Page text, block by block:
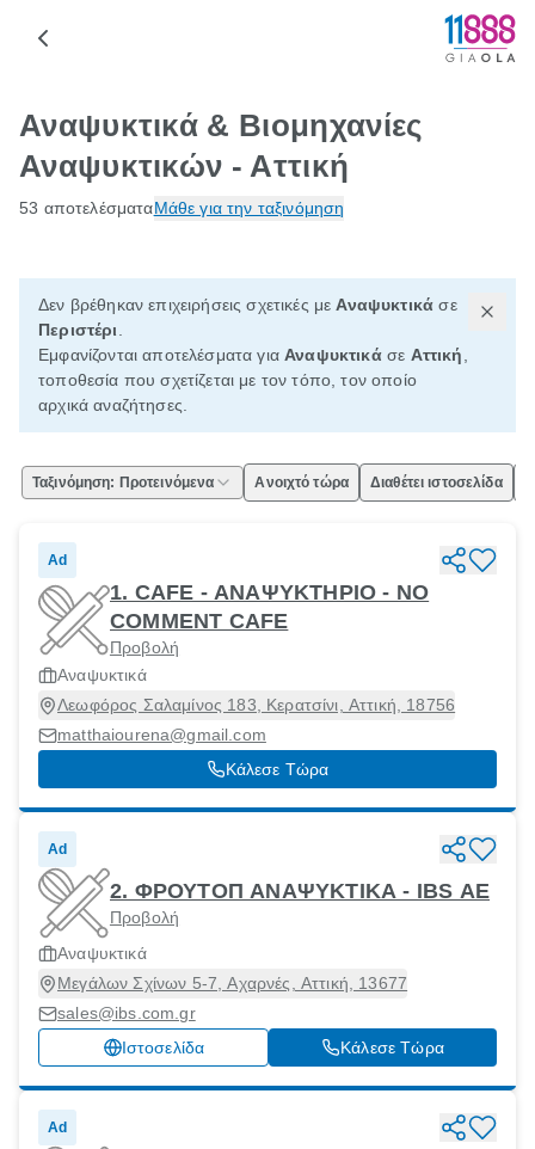
Αναψυκτικά & Βιομηχανίες
Αναψυκτικών - Αττική
53 αποτελέσματαΜάθε για την ταξινόμηση
Δεν βρέθηκαν επιχειρήσεις σχετικές με Αναψυκτικά σε
Περιστέρι
Εμφανίζονται αποτελέσματα για Αναψυκτικάσε Αττική
τοποθεσία που σχετίζεται με τον τόπο, τον οποίο
αρχικά αναζήτησες.
Ταξινόμηση: Προτεινόμενα Ανοιχτό τώρα Διαθέτει ιστοσελίδα
Ad
1. CAFE - ΑΝΑΨΥΚΤΗΡΙΟ - ΝΟ
COMMENT CAFE
Προβολή
Αναψυκτικά
Λεωφόρος Σαλαμίνος 183, Κερατσίνι, Αττική, 18756
matthaiourena@gmail.com
Κάλεσε Τώρα
Ad
2. ΦΡΟΥΤΟΠ ΑΝΑΨΥΚΤΙΚΑ - IBS AE
Προβολή
Αναψυκτικά
Μεγάλων Σχίνων 5-7, Αχαρνές, Αττική, 13677
sales@ibs.com.gr
Ιστοσελίδα
Κάλεσε Τώρα
Ad